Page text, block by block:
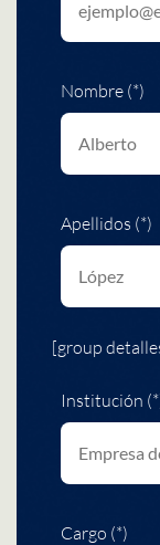
Nombre (*)
Apellidos (*)
[group
Institución
Cargo (*)